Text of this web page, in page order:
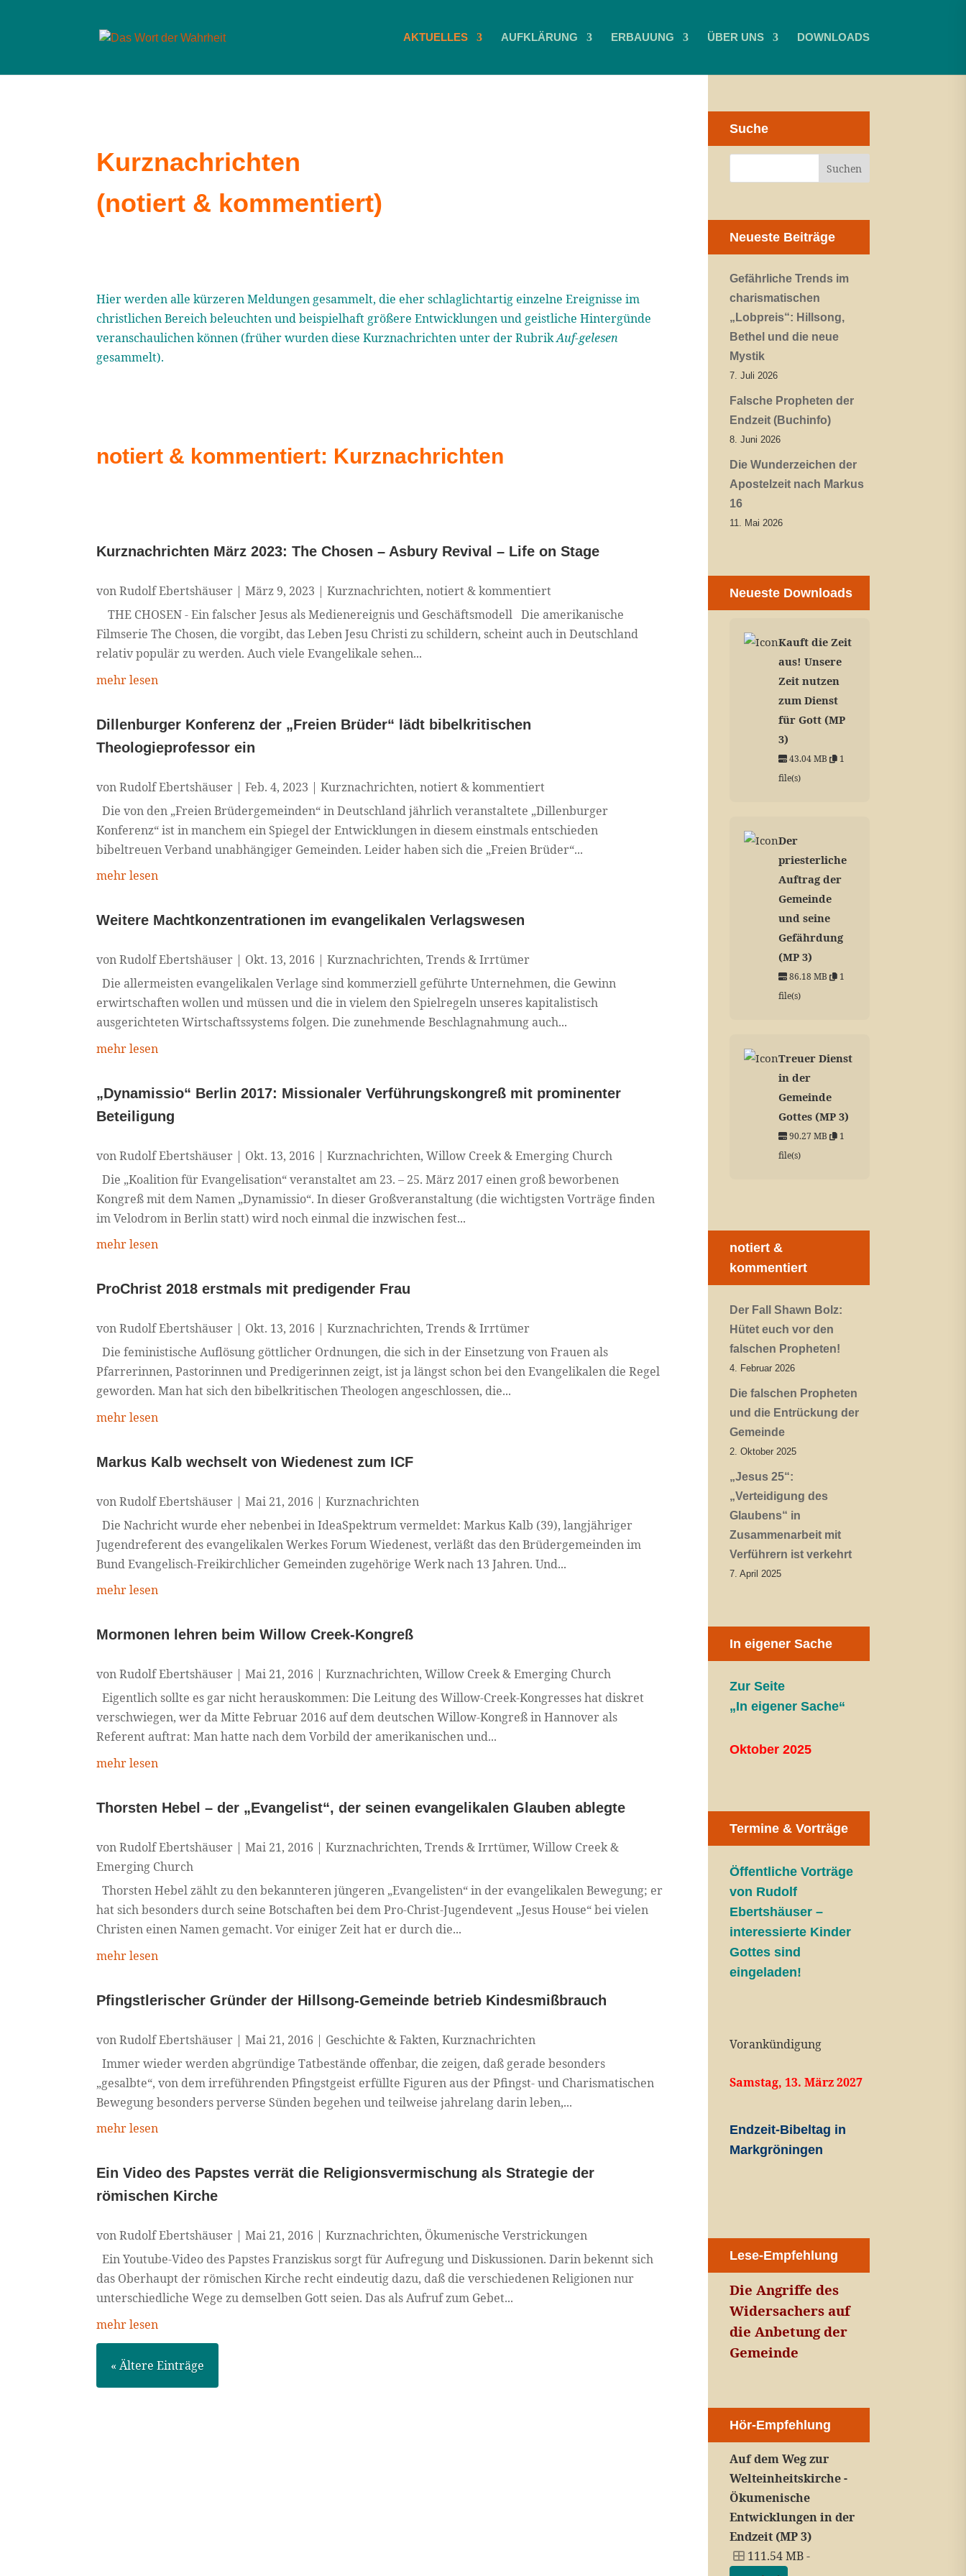
AKTUELLES AUFKLÄRUNG ERBAUUNG ÜBER UNS DOWNLOADS
Kurznachrichten
(notiert & kommentiert)
Hier werden alle kürzeren Meldungen gesammelt, die eher schlaglichtartig einzelne Ereignisse im
christlichen Bereich beleuchten und beispielhaft größere Entwicklungen und geistliche Hintergünde
veranschaulichen können (früher wurden diese Kurznachrichten unter der RubrikAuf-gelesen
gesammelt).
notiert & kommentiert: Kurznachrichten
Kurznachrichten März 2023: The Chosen – Asbury Revival – Life on Stage
vonRudolf Ebertshäuser |März 9, 2023 |Kurznachrichten,notiert & kommentiert
THE CHOSEN - Ein falscher Jesus als Medienereignis und Geschäftsmodell Die amerikanische
Filmserie The Chosen, die vorgibt, das Leben Jesu Christi zu schildern, scheint auch in Deutschland
relativ populär zu werden. Auch viele Evangelikale sehen...
mehr lesen
Dillenburger Konferenz der „Freien Brüder“ lädt bibelkritischen
Theologieprofessor ein
vonRudolf Ebertshäuser |Feb. 4, 2023 |Kurznachrichten,notiert & kommentiert
Die von den „Freien Brüdergemeinden“ in Deutschland jährlich veranstaltete „Dillenburger
Konferenz“ ist in manchem ein Spiegel der Entwicklungen in diesem einstmals entschieden
bibeltreuen Verband unabhängiger Gemeinden. Leider haben sich die „Freien Brüder“...
mehr lesen
Weitere Machtkonzentrationen im evangelikalen Verlagswesen
vonRudolf Ebertshäuser | Okt. 13, 2016 |Kurznachrichten,Trends & Irrtümer
Die allermeisten evangelikalen Verlage sind kommerziell geführte Unternehmen, die Gewinn
erwirtschaften wollen und müssen und die in vielem den Spielregeln unseres kapitalistisch
ausgerichteten Wirtschaftssystems folgen. Die zunehmende Beschlagnahmung auch...
mehr lesen
„Dynamissio“ Berlin 2017: Missionaler Verführungskongreß mit prominenter
Beteiligung
vonRudolf Ebertshäuser | Okt. 13, 2016 |Kurznachrichten,Willow Creek & Emerging Church
Die „Koalition für Evangelisation“ veranstaltet am 23. – 25. März 2017 einen groß beworbenen
Kongreß mit dem Namen „Dynamissio“. In dieser Großveranstaltung (die wichtigsten Vorträge finden
im Velodrom in Berlin statt) wird noch einmal die inzwischen fest...
mehr lesen
ProChrist 2018 erstmals mit predigender Frau
vonRudolf Ebertshäuser | Okt. 13, 2016 |Kurznachrichten,Trends & Irrtümer
Die feministische Auflösung göttlicher Ordnungen, die sich in der Einsetzung von Frauen als
Pfarrerinnen, Pastorinnen und Predigerinnen zeigt, ist ja längst schon bei den Evangelikalen die Regel
geworden. Man hat sich den bibelkritischen Theologen angeschlossen, die...
mehr lesen
Markus Kalb wechselt von Wiedenest zum ICF
vonRudolf Ebertshäuser |Mai 21, 2016 |Kurznachrichten
Die Nachricht wurde eher nebenbei in IdeaSpektrum vermeldet: Markus Kalb (39), langjähriger
Jugendreferent des evangelikalen Werkes Forum Wiedenest, verläßt das den Brüdergemeinden im
Bund Evangelisch-Freikirchlicher Gemeinden zugehörige Werk nach 13 Jahren. Und...
mehr lesen
Mormonen lehren beim Willow Creek-Kongreß
vonRudolf Ebertshäuser |Mai 21, 2016 |Kurznachrichten,Willow Creek & Emerging Church
Eigentlich sollte es gar nicht herauskommen: Die Leitung des Willow-Creek-Kongresses hat diskret
verschwiegen, wer da Mitte Februar 2016 auf dem deutschen Willow-Kongreß in Hannover als
Referent auftrat: Man hatte nach dem Vorbild der amerikanischen und...
mehr lesen
Thorsten Hebel – der „Evangelist“, der seinen evangelikalen Glauben ablegte
vonRudolf Ebertshäuser |Mai 21, 2016 |Kurznachrichten,Trends & Irrtümer,Willow Creek &
Emerging Church
Thorsten Hebel zählt zu den bekannteren jüngeren „Evangelisten“ in der evangelikalen Bewegung; er
hat sich besonders durch seine Botschaften bei dem Pro-Christ-Jugendevent „Jesus House“ bei vielen
Christen einen Namen gemacht. Vor einiger Zeit hat er durch die...
mehr lesen
Pfingstlerischer Gründer der Hillsong-Gemeinde betrieb Kindesmißbrauch
vonRudolf Ebertshäuser |Mai 21, 2016 | Geschichte & Fakten,Kurznachrichten
Immer wieder werden abgründige Tatbestände offenbar, die zeigen, daß gerade besonders
„gesalbte“, von dem irreführenden Pfingstgeist erfüllte Figuren aus der Pfingst- und Charismatischen
Bewegung besonders perverse Sünden begehen und teilweise jahrelang darin leben,...
mehr lesen
Ein Video des Papstes verrät die Religionsvermischung als Strategie der
römischen Kirche
vonRudolf Ebertshäuser |Mai 21, 2016 |Kurznachrichten, Ökumenische Verstrickungen
Ein Youtube-Video des Papstes Franziskus sorgt für Aufregung und Diskussionen. Darin bekennt sich
das Oberhaupt der römischen Kirche recht eindeutig dazu, daß die verschiedenen Religionen nur
unterschiedliche Wege zu demselben Gott seien. Das als Aufruf zum Gebet...
mehr lesen
« Ältere Einträge
Suche
Neueste Beiträge
Gefährliche Trends im
charismatischen
„Lobpreis“: Hillsong,
Bethel und die neue
Mystik
7. Juli 2026
Falsche Propheten der
Endzeit (Buchinfo)
8. Juni 2026
Die Wunderzeichen der
Apostelzeit nach Markus
16
11. Mai 2026
Neueste Downloads
Kauft die Zeit
aus! Unsere
Zeit nutzen
zum Dienst
für Gott (MP
3)
43.04 MB
1
file(s)
Der
priesterliche
Auftrag der
Gemeinde
und seine
Gefährdung
(MP 3)
86.18 MB
1
file(s)
Treuer Dienst
in der
Gemeinde
Gottes (MP 3)
90.27 MB
1
file(s)
notiert &
kommentiert
Der Fall Shawn Bolz:
Hütet euch vor den
falschen Propheten!
4. Februar 2026
Die falschen Propheten
und die Entrückung der
Gemeinde
2. Oktober 2025
„Jesus 25“:
„Verteidigung des
Glaubens“ in
Zusammenarbeit mit
Verführern ist verkehrt
7. April 2025
In eigener Sache
Zur Seite
„In eigener Sache“
Oktober 2025
Termine & Vorträge
Öffentliche Vorträge
von Rudolf
Ebertshäuser –
interessierte Kinder
Gottes sind
eingeladen!
Vorankündigung
Samstag, 13. März 2027
Endzeit-Bibeltag in
Markgröningen
Lese-Empfehlung
Die Angriffe des
Widersachers auf
die Anbetung der
Gemeinde
Hör-Empfehlung
Auf dem Weg zur
Welteinheitskirche -
Ökumenische
Entwicklungen in der
Endzeit (MP 3)
111.54 MB -